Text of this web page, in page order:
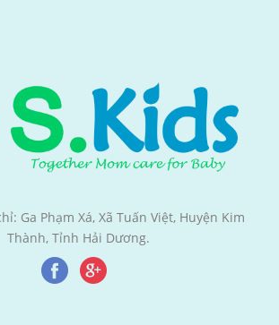
Ga Phạm Xá, Xã Tuấn Việt, Huyện Kim
Thành, Tỉnh Hải Dương.